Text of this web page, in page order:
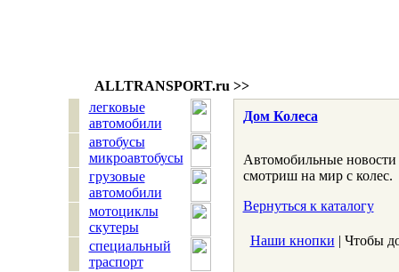
ALLTRANSPORT.ru >>
легковые
автомобили
автобусы
микроавтобусы
грузовые
автомобили
мотоциклы
скутеры
специальный
траспорт
Дом Колеса
Автомобильные новости
смотриш на мир с колес.
Вернуться к каталогу
Наши кнопки | Чтобы